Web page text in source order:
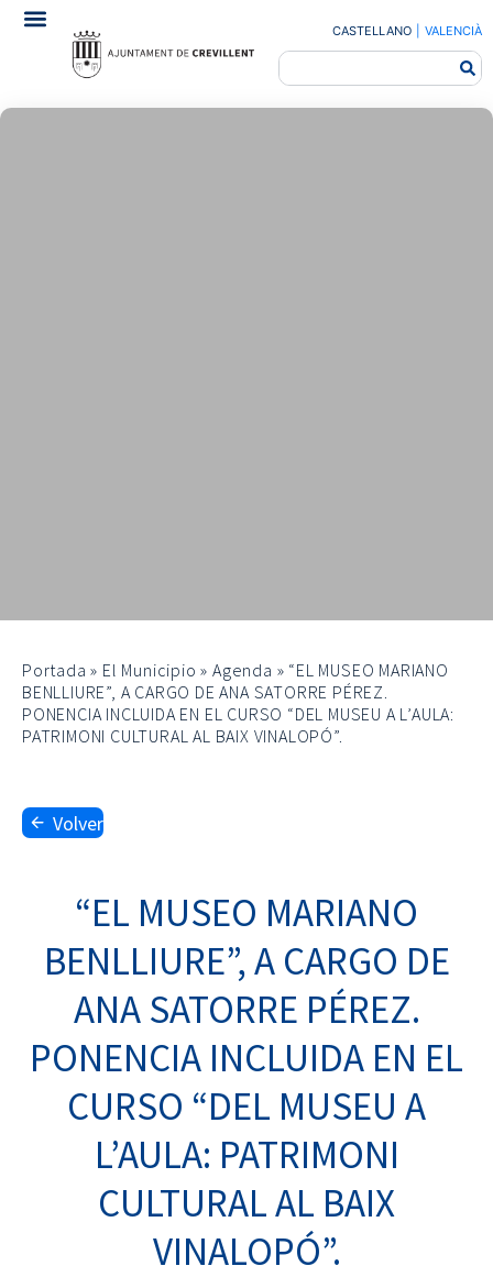
CASTELLANO VALENCIÀ
Portada » El Municipio »Agenda » “EL MUSEO MARIANO
BENLLIURE”, A CARGO DE ANA SATORRE PÉREZ.
PONENCIA INCLUIDA EN EL CURSO “DEL MUSEU A L’AULA:
PATRIMONI CULTURAL AL BAIX VINALOPÓ”.
Volver
“EL MUSEO MARIANO
BENLLIURE”, A CARGO DE
ANA SATORRE PÉREZ.
PONENCIA INCLUIDA EN EL
CURSO “DEL MUSEU A
L’AULA: PATRIMONI
CULTURAL AL BAIX
VINALOPÓ”.